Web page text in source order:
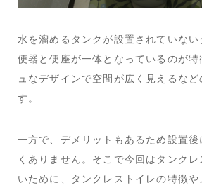
水を溜めるタンクが設置されていない
便器と便座が一体となっているのが
ュなデザインで空間が広く見えるな
す。
一方で、デメリットもあるため設置
くありません。そこで今回はタンク
いために、タンクレストイレの特徴